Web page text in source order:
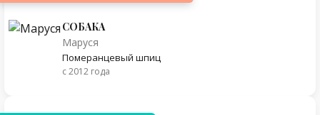
СОБАКА
Маруся
Померанцевый шпиц
с 2012 года